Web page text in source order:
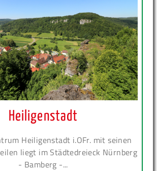
Heiligenstadt
Heiligenstadt i.OFr. mit seinen
liegt im Städtedreieck Nürnberg
- Bamberg -...